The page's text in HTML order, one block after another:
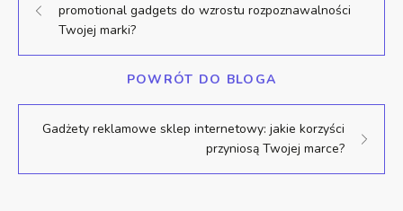
promotional gadgets do wzrostu rozpoznawalności
Twojej marki?
POWRÓT DO BLOGA
Gadżety reklamowe sklep internetowy: jakie korzyści
przyniosą Twojej marce?